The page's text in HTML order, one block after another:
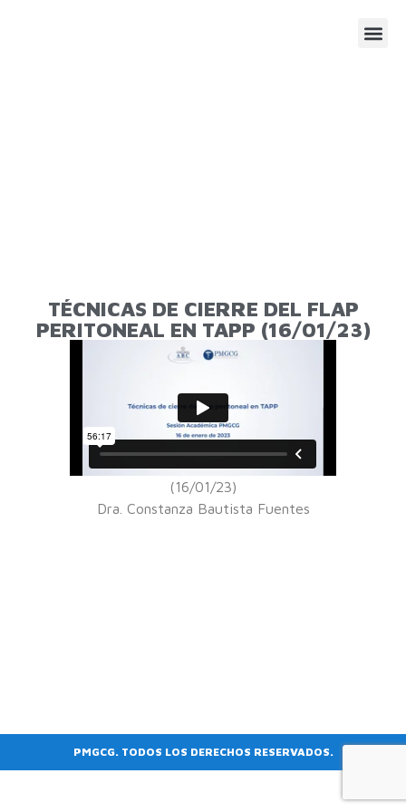
TÉCNICAS DE CIERRE DEL FLAP
PERITONEAL EN TAPP (16/01/23)
(16/01/23)
Dra. Constanza Bautista Fuentes
PMGCG. TODOS LOS DERECHOS RESERVADOS.